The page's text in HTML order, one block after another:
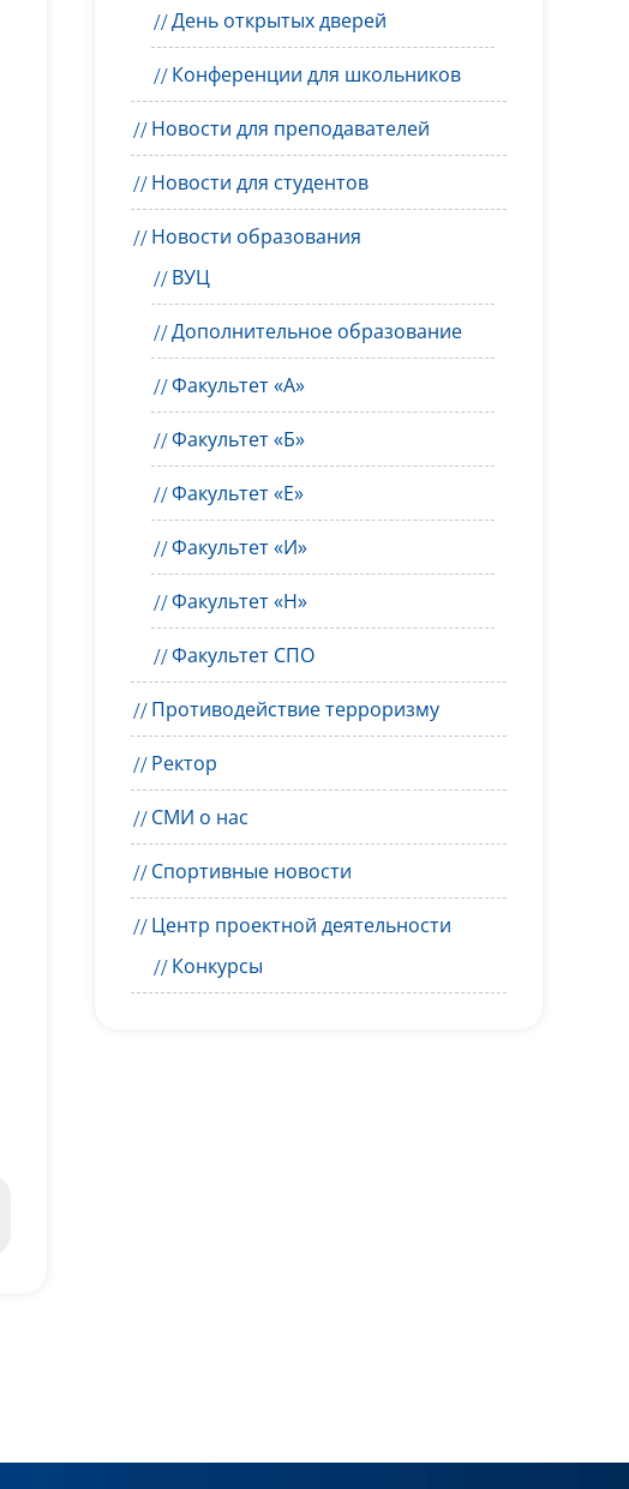
День открытых дверей
Конференции для школьников
Новости для преподавателей
Новости для студентов
Новости образования
ВУЦ
Дополнительное образование
Факультет «А»
Факультет «Б»
Факультет «Е»
Факультет «И»
Факультет «Н»
Факультет СПО
Противодействие терроризму
Ректор
СМИ о нас
Спортивные новости
Центр проектной деятельности
Конкурсы